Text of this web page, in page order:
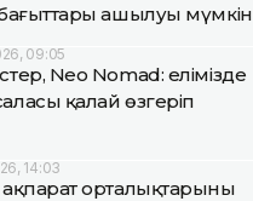
бағыттары ашылуы мүмкін
09:05
Neo Nomad: елімізде
қалай өзгеріп
14:03
ақпарат орталықтарының